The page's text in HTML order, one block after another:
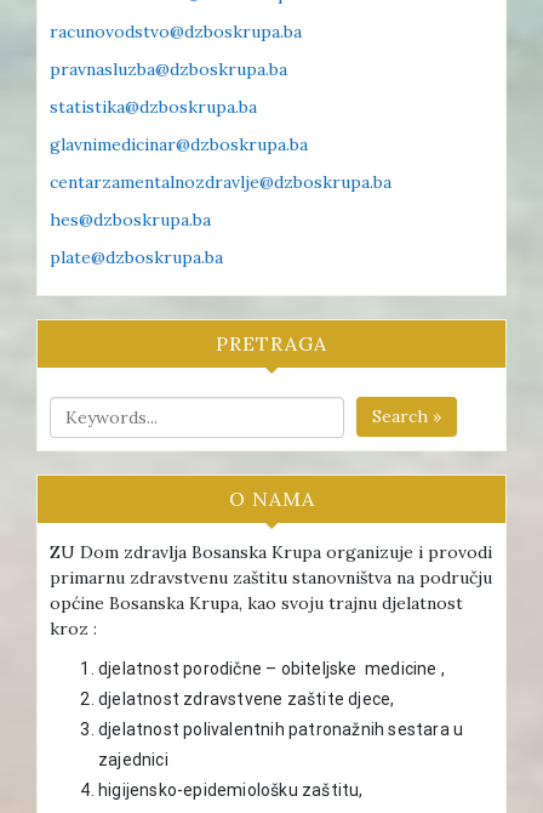
racunovodstvo@dzboskrupa.ba
pravnasluzba@dzboskrupa.ba
statistika@dzboskrupa.ba
glavnimedicinar@dzboskrupa.ba
centarzamentalnozdravlje@dzboskrupa.ba
hes@dzboskrupa.ba
plate@dzboskrupa.ba
PRETRAGA
Search »
O NAMA
ZU Dom zdravlja Bosanska Krupa organizuje i provodi
primarnu zdravstvenu zaštitu stanovništva na području
općine Bosanska Krupa, kao svoju trajnu djelatnost
kroz :
djelatnost porodične – obiteljske medicine ,
djelatnost zdravstvene zaštite djece,
djelatnost polivalentnih patronažnih sestara u
zajednici
higijensko-epidemiološku zaštitu,